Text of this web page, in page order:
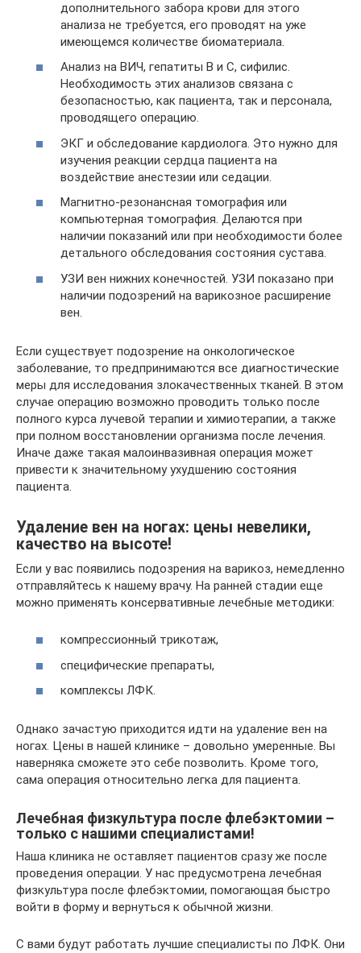
дополнительного забора крови для этого
анализа не требуется, его проводят на уже
имеющемся количестве биоматериала.
Анализ на ВИЧ, гепатиты B и C, сифилис.
Необходимость этих анализов связана с
безопасностью, как пациента, так и персонала,
проводящего операцию.
ЭКГ и обследование кардиолога. Это нужно для
изучения реакции сердца пациента на
воздействие анестезии или седации.
Магнитно-резонансная томография или
компьютерная томография. Делаются при
наличии показаний или при необходимости более
детального обследования состояния сустава.
УЗИ вен нижних конечностей. УЗИ показано при
наличии подозрений на варикозное расширение
вен.
Если существует подозрение на онкологическое
заболевание, то предпринимаются все диагностические
меры для исследования злокачественных тканей. В этом
случае операцию возможно проводить только после
полного курса лучевой терапии и химиотерапии, а также
при полном восстановлении организма после лечения.
Иначе даже такая малоинвазивная операция может
привести к значительному ухудшению состояния
пациента.
Удаление вен на ногах: цены невелики,
качество на высоте!
Если у вас появились подозрения на варикоз, немедленно
отправляйтесь к нашему врачу. На ранней стадии еще
можно применять консервативные лечебные методики:
компрессионный трикотаж,
специфические препараты,
комплексы ЛФК.
Однако зачастую приходится идти на удаление вен на
ногах. Цены в нашей клинике – довольно умеренные. Вы
наверняка сможете это себе позволить. Кроме того,
сама операция относительно легка для пациента.
Лечебная физкультура после флебэктомии –
только с нашими специалистами!
Наша клиника не оставляет пациентов сразу же после
проведения операции. У нас предусмотрена лечебная
физкультура после флебэктомии, помогающая быстро
войти в форму и вернуться к обычной жизни.
С вами будут работать лучшие специалисты по ЛФК. Они